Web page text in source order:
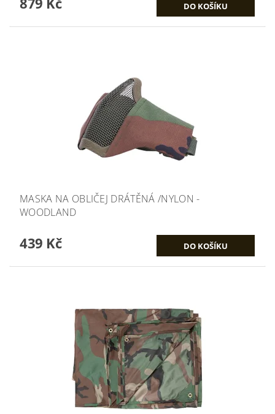
MASKA NA OBLIČEJ DRÁTĚNÁ /NYLON -
WOODLAND
439 Kč